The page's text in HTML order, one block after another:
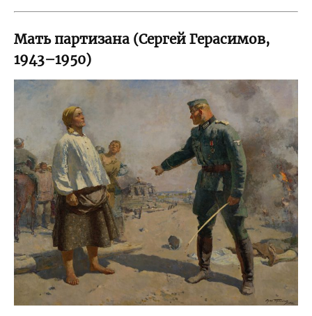
Мать партизана (Сергей Герасимов,
1943–1950)